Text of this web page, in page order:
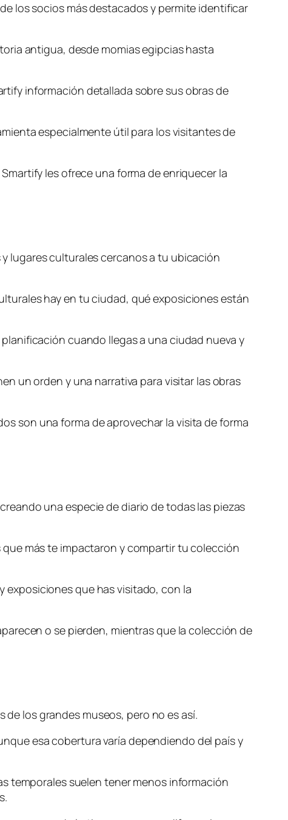
los socios más destacados y permite identificar
antigua, desde momias egipcias hasta
información detallada sobre sus obras de
especialmente útil para los visitantes de
les ofrece una forma de enriquecer la
lugares culturales cercanos a tu ubicación
hay en tu ciudad, qué exposiciones están
cuando llegas a una ciudad nueva y
un orden y una narrativa para visitar las obras
son una forma de aprovechar la visita de forma
una especie de diario de todas las piezas
más te impactaron y compartir tu colección
exposiciones que has visitado, con la
o se pierden, mientras que la colección de
los grandes museos, pero no es así.
esa cobertura varía dependiendo del país y
temporales suelen tener menos información